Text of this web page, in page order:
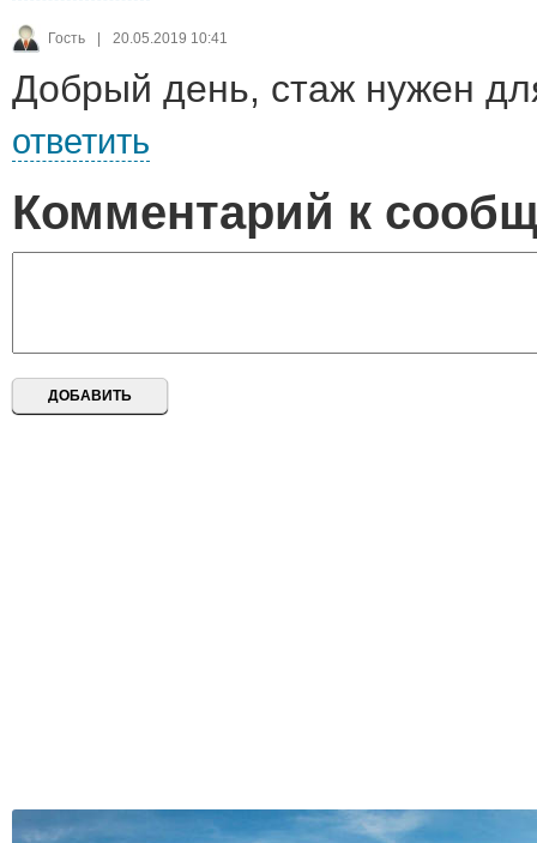
Гость 20.05.2019 10:41
Добрый день, стаж нужен
ответить
Комментарий к